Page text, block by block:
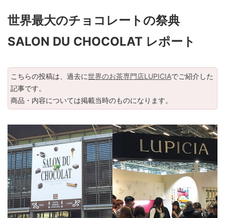
世界最大のチョコレートの祭典
SALON DU CHOCOLAT レポート
こちらの投稿は、過去に世界のお茶専門店LUPICIAでご紹介した
記事です。
商品・内容については掲載当時のものになります。